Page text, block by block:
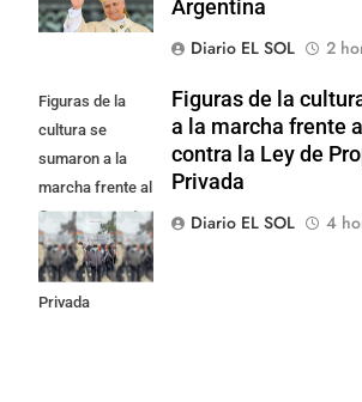
Argentina
Diario EL SOL
2
Figuras de la
cultura se
sumaron a la
marcha frente al
Congreso contra
la Ley de
Propiedad
Privada
Figuras de la
a la marcha frente
contra la Ley de
Privada
Diario EL SOL
4